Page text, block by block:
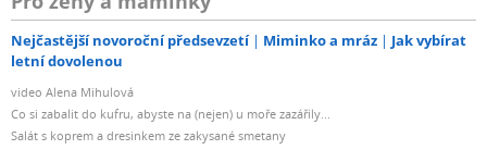
Nejčastější novoroční předsevzetí Miminko a mráz
Jak vybírat
letní dovolenou
video Alena Mihulová
Co si zabalit do kufru, abyste na (nejen) u moře zazářily...
Salát s koprem a dresinkem ze zakysané smetany